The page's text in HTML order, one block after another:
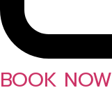
BOOK NOW